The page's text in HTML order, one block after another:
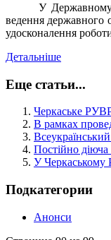
У Державному
ведення державного
удосконалення
Детальніше
Еще статьи...
Черкаське РУВР
В рамках
Постійно діюча
У Черкаському
Подкатегории
Анонси